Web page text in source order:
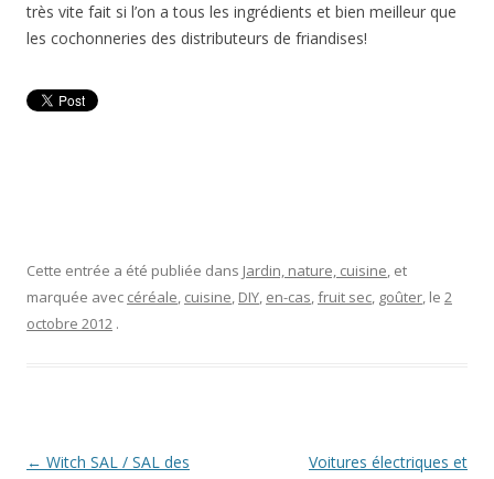
très vite fait si l’on a tous les ingrédients et bien meilleur que
les cochonneries des distributeurs de friandises!
Cette entrée a été publiée dans Jardin, nature, cuisine, et
marquée avec céréale, cuisine, DIY, en-cas,fruit sec, goûter, le 2
octobre 2012 .
Navigation
← Witch SAL / SAL des
Voitures électriques et